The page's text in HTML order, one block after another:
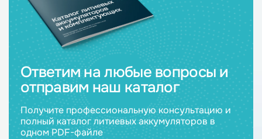
Ответим на любые вопросы и
отправим наш каталог
Получите профессиональную консультацию и
полный каталог литиевых аккумуляторов в
одном PDF-файле